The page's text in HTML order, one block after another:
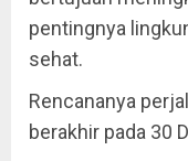
pentingnya
sehat.
Rencananya
berakhir pada 30